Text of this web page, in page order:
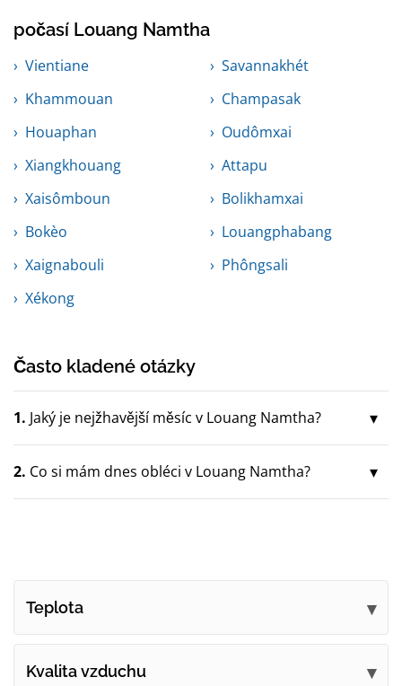
počasí Louang Namtha
Vientiane
Savannakhét
Khammouan
Champasak
Houaphan
Oudômxai
Xiangkhouang
Attapu
Xaisômboun
Bolikhamxai
Bokèo
Louangphabang
Xaignabouli
Phôngsali
Xékong
Často kladené otázky
1. Jaký je nejžhavější měsíc v Louang Namtha?
2. Co si mám dnes obléci v Louang Namtha?
Teplota
Kvalita vzduchu